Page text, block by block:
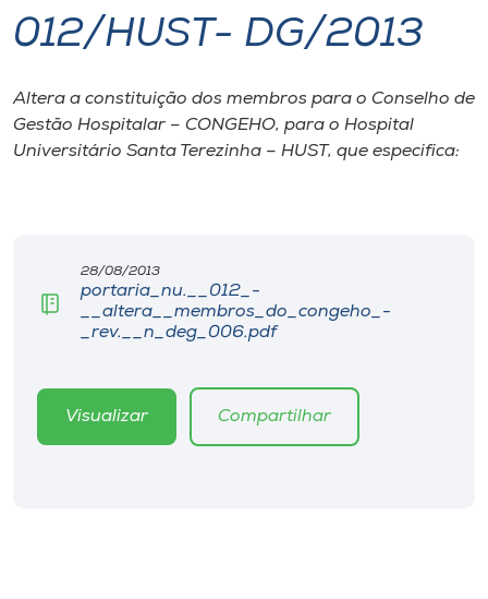
I.nova
Diplomados
Biblioteca
Rádio
012/HUST- DG/2013
Altera a constituição dos membros para o Conselho de
Gestão Hospitalar – CONGEHO, para o Hospital
Universitário Santa Terezinha – HUST, que especifica:
28/08/2013
portaria_nu.__012_-
__altera__membros_do_congeho_-
_rev.__n_deg_006.pdf
Visualizar Compartilhar